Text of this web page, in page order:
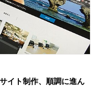
イト制作、順調に進ん